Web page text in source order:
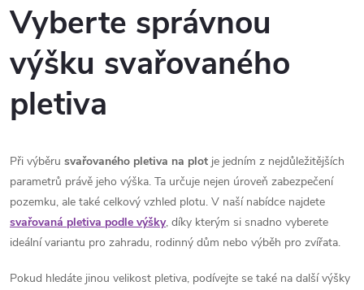
Vyberte správnou
výšku svařovaného
pletiva
Při výběru svařovaného pletiva na plot je jedním z nejdůležitějších
parametrů právě jeho výška. Ta určuje nejen úroveň zabezpečení
pozemku, ale také celkový vzhled plotu. V naší nabídce najdete
svařovaná pletiva podle výšky, díky kterým si snadno vyberete
ideální variantu pro zahradu, rodinný dům nebo výběh pro zvířata.
Pokud hledáte jinou velikost pletiva, podívejte se také na další výšky